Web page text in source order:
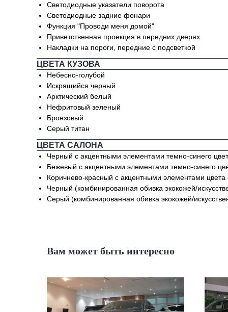
Светодиодные указатели поворота
Светодиодные задние фонари
Функция "Проводи меня домой"
Приветственная проекция в передних дверях
Накладки на пороги, передние с подсветкой
ЦВЕТА КУЗОВА
Небесно-голубой
Искрящийся черный
Арктический белый
Нефритовый зеленый
Бронзовый
Серый титан
ЦВЕТА САЛОНА
Черный с акцентными элементами темно-синего
Бежевый с акцентными элементами темно-синего
Коричнево-красный с акцентными элементами цвета
Черный (комбинированная обивка экокожей/
Серый (комбинированная обивка экокожей/
Вам может быть интересно